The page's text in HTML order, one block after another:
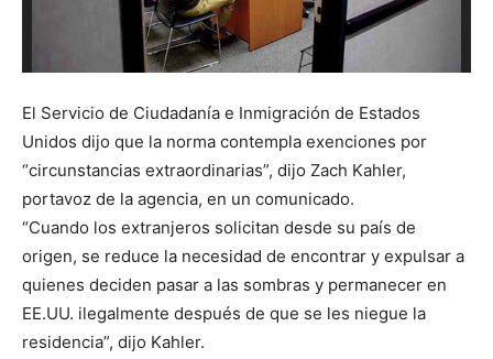
El Servicio de Ciudadanía e Inmigración de Estados
Unidos dijo que la norma contempla exenciones por
“circunstancias extraordinarias”, dijo Zach Kahler,
portavoz de la agencia, en un comunicado.
“Cuando los extranjeros solicitan desde su país de
origen, se reduce la necesidad de encontrar y expulsar a
quienes deciden pasar a las sombras y permanecer en
EE.UU. ilegalmente después de que se les niegue la
residencia”, dijo Kahler.